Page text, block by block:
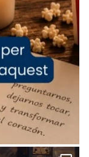
ens
ha
de Les